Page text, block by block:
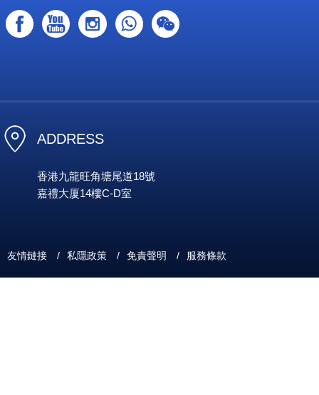
ADDRESS
香港九龍旺角塘尾道18號
嘉禮大厦14樓C-D室
友情鏈接 / 私隱政策 / 免責聲明 / 服務條款